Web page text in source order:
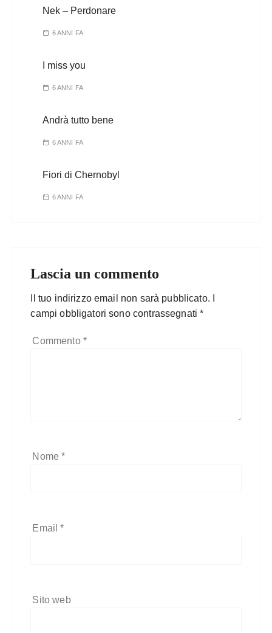
Nek – Perdonare
6 ANNI FA
I miss you
6 ANNI FA
Andrà tutto bene
6 ANNI FA
Fiori di Chernobyl
6 ANNI FA
Lascia un commento
Il tuo indirizzo email non sarà pubblicato.
campi obbligatori sono contrassegnati*
Commento *
Nome*
Email*
Sito web